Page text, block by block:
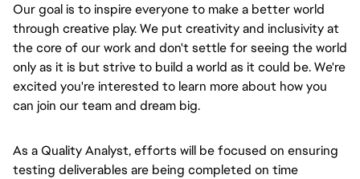
Our goal is to inspire everyone to make a better world
through creative play. We put creativity and inclusivity at
the core of our work and don't settle for seeing the world
only as it is but strive to build a world as it could be. We're
excited you're interested to learn more about how you
can join our team and dream big.
As a Quality Analyst, efforts will be focused on ensuring
testing deliverables are being completed on time